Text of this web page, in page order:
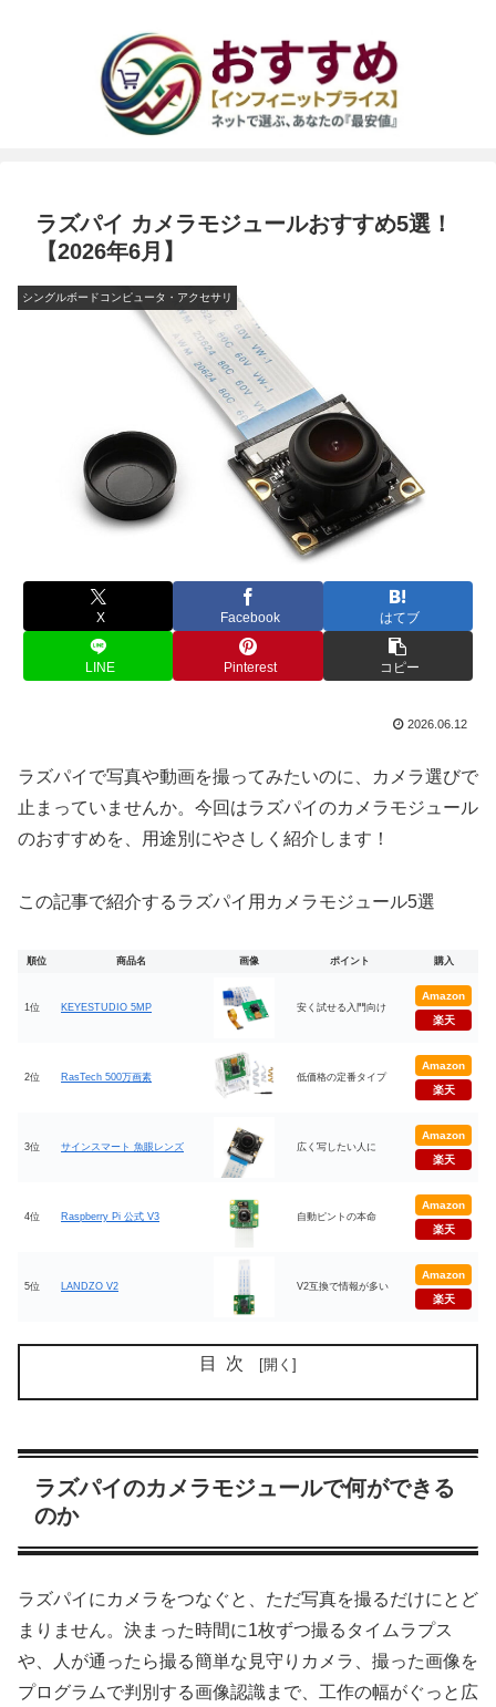
ラズパイ カメラモジュールおすすめ5選！
【2026年6月】
シングルボードコンピュータ・アクセサリ
X Facebook はてブ
LINE Pinterest コピー
2026.06.12
ラズパイで写真や動画を撮ってみたいのに、カメラ選びで
止まっていませんか。今回はラズパイのカメラモジュール
のおすすめを、用途別にやさしく紹介します！
この記事で紹介するラズパイ用カメラモジュール5選
順位 商品名 画像 ポイント 購入
1位 KEYESTUDIO 5MP 安く試せる入門向け
Amazon
楽天
2位 RasTech 500万画素 低価格の定番タイプ
Amazon
楽天
3位 サインスマート 魚眼レンズ 広く写したい人に
Amazon
楽天
4位 Raspberry Pi 公式 V3 自動ピントの本命
Amazon
楽天
5位 LANDZO V2 V2互換で情報が多い
Amazon
楽天
目次
ラズパイのカメラモジュールで何ができる
のか
ラズパイにカメラをつなぐと、ただ写真を撮るだけにとど
まりません。決まった時間に1枚ずつ撮るタイムラプス
や、人が通ったら撮る簡単な見守りカメラ、撮った画像を
プログラムで判別する画像認識まで、工作の幅がぐっと広